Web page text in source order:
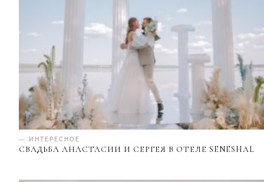
— ИНТЕРЕСНОЕ
СВАДЬБА АНАСТАСИИ И СЕРГЕЯ В ОТЕЛЕ SENESHAL